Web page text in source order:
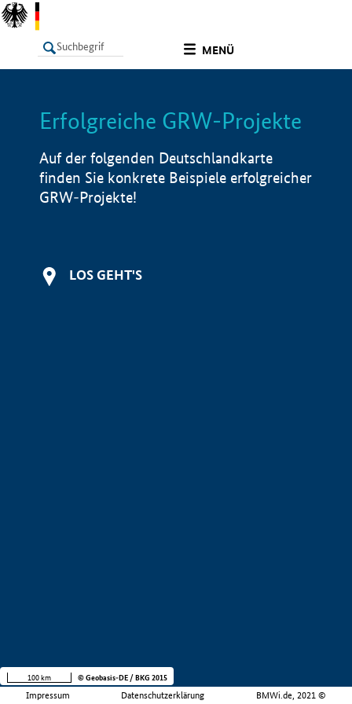
MENÜ
LISTE Info
Erfolgreiche GRW-Projekte
Auf der folgenden Deutschlandkarte
finden Sie konkrete Beispiele erfolgreicher
GRW-Projekte!
LOS GEHT'S
Impressum Datenschutzerklärung BMWi.de, 2021 ©
100 km © Geobasis-DE / BKG 2015